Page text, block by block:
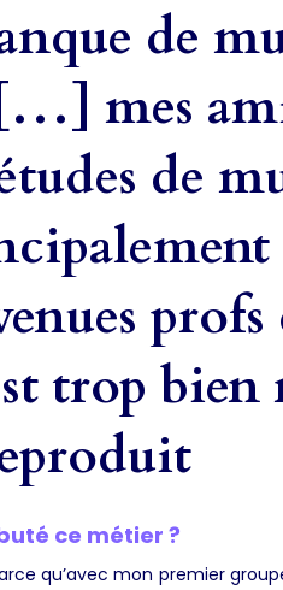
de
mes
de
trop bien
ce métier ?
qu’avec mon premier